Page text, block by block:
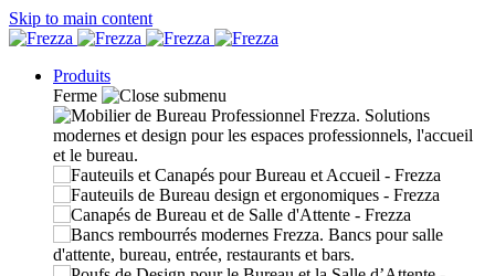
Skip to main content
Produits
Ferme